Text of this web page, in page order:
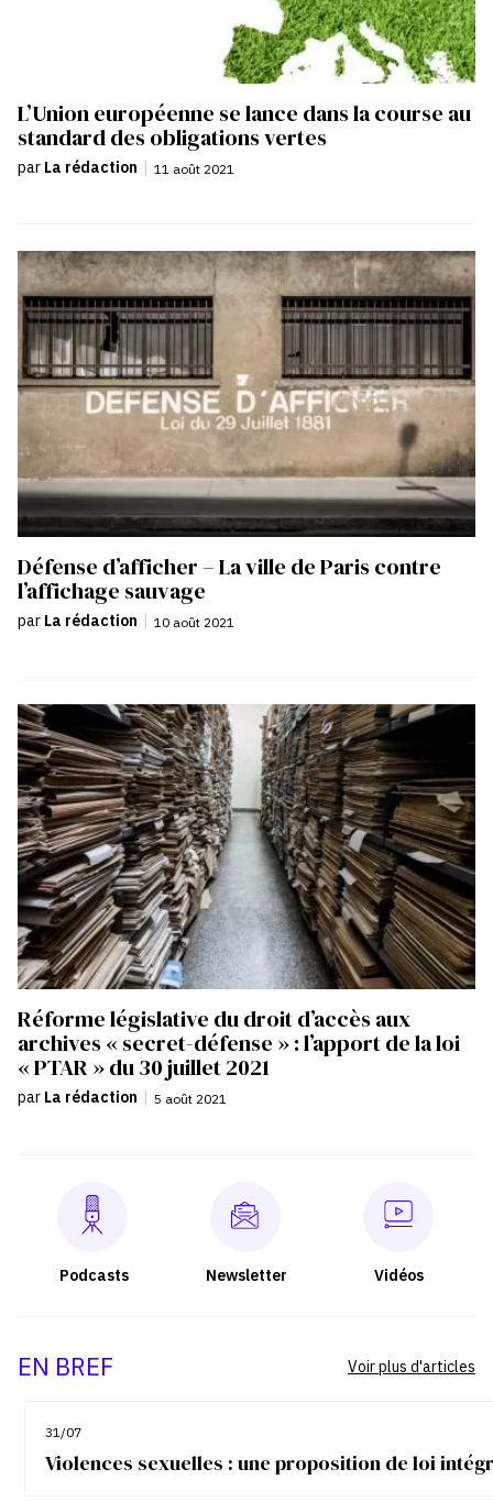
L’Union européenne se lance dans la course au
standard des obligations vertes
par La rédaction | 11 août 2021
Défense d’afficher – La ville de Paris contre
l’affichage sauvage
par La rédaction | 10 août 2021
Réforme législative du droit d’accès aux
archives « secret-défense » : l’apport de la loi
« PTAR » du 30 juillet 2021
par La rédaction 5 août 2021
Podcasts Newsletter Vidéos
EN BREF
31/07
Violences sexuelles : une proposition de loi
Voir plus d'articles